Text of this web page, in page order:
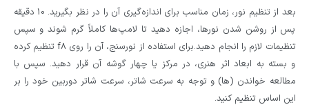
بعد از تنظیم نور، زمان مناسب برای اندازه‌گیری آن را در نظر بگیرید. 10 دقیقه
پس از روشن شدن نورها، اجازه دهید تا لامپ‌ها کاملاً گرم شوند و سپس
تنظیمات لازم را انجام دهید.برای استفاده از نورسنج، آن را روی f8 تنظیم کرده
و بسته به ابعاد اثر هنری، در مرکز یا چهار گوشه آن قرار دهید. سپس با
مطالعه خواندن (ها) و توجه به سرعت شاتر، سرعت شاتر دوربین خود را بر
این اساس تنظیم کنید.